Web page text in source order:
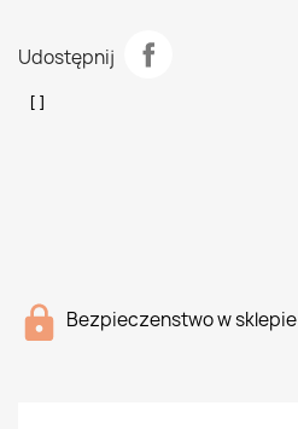
Udostępnij
Bezpieczenstwo w sklepie